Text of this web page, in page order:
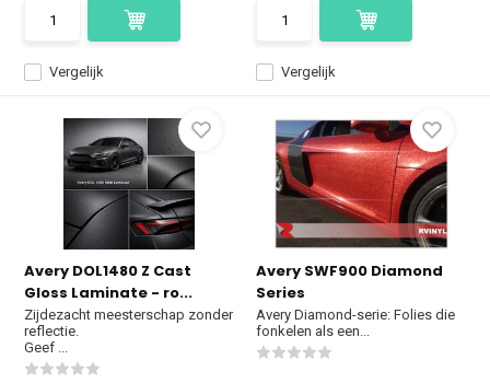
Vergelijk Vergelijk
Avery DOL1480 Z Cast
Gloss Laminate - ro...
Zijdezacht meesterschap zonder
reflectie.
Geef ...
Avery SWF900 Diamond
Series
Avery Diamond-serie: Folies die
fonkelen als een...